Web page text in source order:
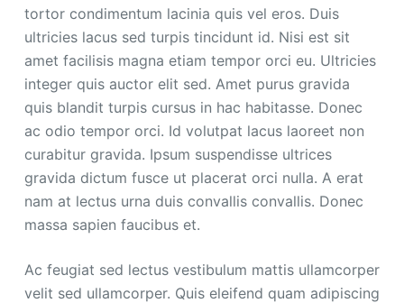
tortor condimentum lacinia quis vel eros. Duis
ultricies lacus sed turpis tincidunt id. Nisi est sit
amet facilisis magna etiam tempor orci eu. Ultricies
integer quis auctor elit sed. Amet purus gravida
quis blandit turpis cursus in hac habitasse. Donec
ac odio tempor orci. Id volutpat lacus laoreet non
curabitur gravida. Ipsum suspendisse ultrices
gravida dictum fusce ut placerat orci nulla. A erat
nam at lectus urna duis convallis convallis. Donec
massa sapien faucibus et.
Ac feugiat sed lectus vestibulum mattis ullamcorper
velit sed ullamcorper. Quis eleifend quam adipiscing